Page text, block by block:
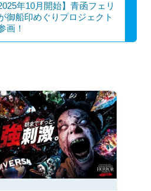
2025年10月開始】青函フェリ
御船印めぐりプロジェクト
画！